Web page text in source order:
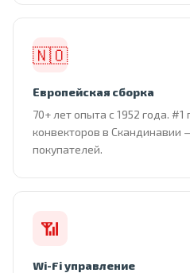
🇳🇴
Европейская сборка
70+ лет опыта с 1952 года.
конвекторов в
покупателей.
📶
Wi-Fi управление